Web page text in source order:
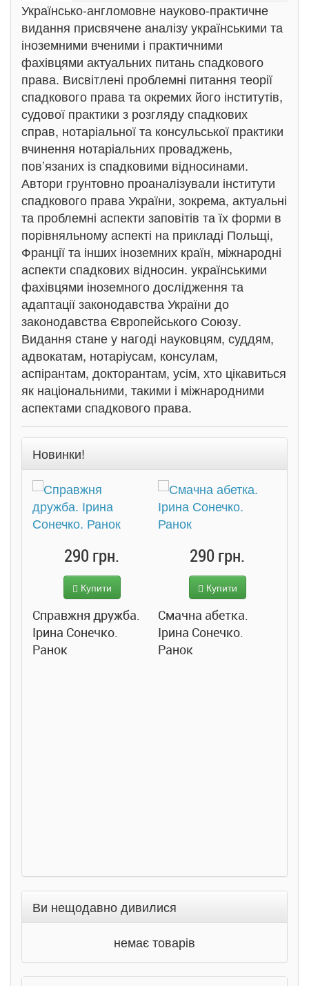
Українсько-англомовне науково-практичне
видання присвячене аналізу українськими та
іноземними вченими і практичними
фахівцями актуальних питань спадкового
права. Висвітлені проблемні питання теорії
спадкового права та окремих його інститутів,
судової практики з розгляду спадкових
справ, нотаріальної та консульської практики
вчинення нотаріальних проваджень,
пов’язаних із спадковими відносинами.
Автори грунтовно проаналізували інститути
спадкового права України, зокрема, актуальні
та проблемні аспекти заповітів та їх форми в
порівняльному аспекті на прикладі Польщі,
Франції та інших іноземних країн, міжнародні
аспекти спадкових відносин. українськими
фахівцями іноземного дослідження та
адаптації законодавства України до
законодавства Європейського Союзу.
Видання стане у нагоді науковцям, суддям,
адвокатам, нотаріусам, консулам,
аспірантам, докторантам, усім, хто цікавиться
як національними, такими і міжнародними
аспектами спадкового права.
Новинки!
290 грн.
Купити
Справжня дружба.
Ірина Сонечко.
Ранок
290 грн.
Купити
Смачна абетка.
Ірина Сонечко.
Ранок
Ви нещодавно дивилися
немає товарів